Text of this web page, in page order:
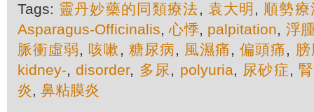
Tags: 靈丹妙藥的同類療法, 袁大明 , 順勢療
Asparagus-Officinalis,心悸, palpitation, 浮
脈衝虛弱, 咳嗽 , 糖尿病, 風濕痛,偏頭痛,
kidney-,disorder, 多尿 , polyuria, 尿砂症,
炎, 鼻粘膜炎